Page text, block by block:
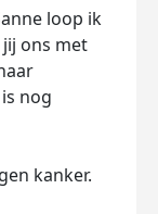
loop ik
ons met
nog
kanker.